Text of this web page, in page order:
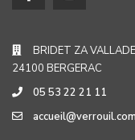
BRIDET ZA VALLADE
24100 BERGERAC
05 53 22 21 11
accueil@verrouil.com